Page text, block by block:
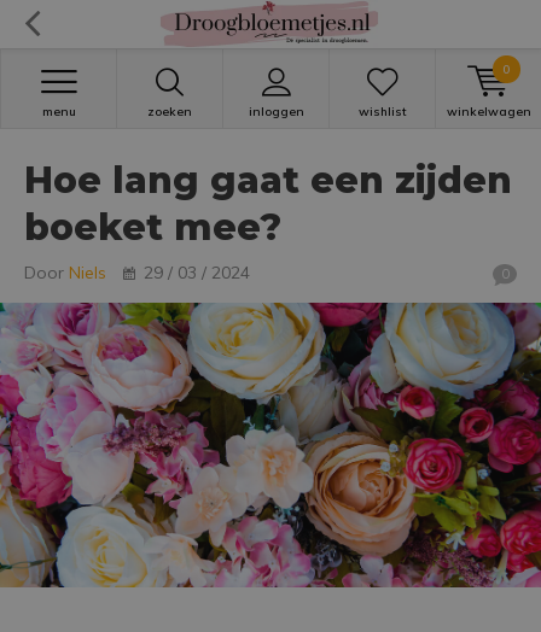
zoeken inloggen
menu wishlist winkelwagen
0
Hoe lang gaat een zijden
boeket mee?
Door Niels 29 / 03 / 2024 0